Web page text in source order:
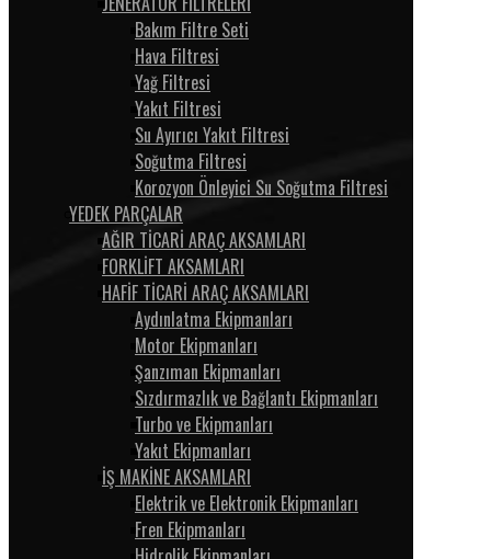
Bakım Filtre Seti
Hava Filtresi
Yağ Filtresi
Yakıt Filtresi
Su Ayırıcı Yakıt Filtresi
Soğutma Filtresi
Korozyon Önleyici Su Soğutma Filtresi
YEDEK PARÇALAR
AĞIR TİCARİ ARAÇ AKSAMLARI
FORKLİFT AKSAMLARI
HAFİF TİCARİ ARAÇ AKSAMLARI
Aydınlatma Ekipmanları
Motor Ekipmanları
Şanzıman Ekipmanları
Sızdırmazlık ve Bağlantı Ekipmanları
Turbo ve Ekipmanları
Yakıt Ekipmanları
İŞ MAKİNE AKSAMLARI
Elektrik ve Elektronik Ekipmanları
Fren Ekipmanları